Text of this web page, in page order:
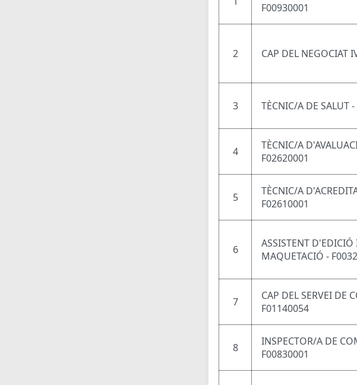
F00930001
2 CAP DEL NEGOCIAT
3 TÈCNIC/A DE SALUT
4
TÈCNIC/A
F02620001
5
TÈCNIC/A
F02610001
6
ASSISTENT D'EDICIÓ
MAQUETACIÓ -
7
CAP DEL SERVEI DE
F01140054
8
INSPECTOR/A DE
F00830001